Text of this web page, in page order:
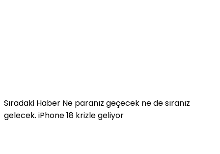
Sıradaki Haber Ne paranız geçecek ne de sıranız
gelecek. iPhone 18 krizle geliyor